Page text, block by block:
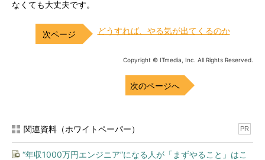
なくても大丈夫です。
どうすれば、やる気が出てくるのか
Copyright © ITmedia, Inc. All Rights Reserved.
次のページへ
関連資料（ホワイトペーパー） PR
“年収1000万円エンジニア”になる人が「まずやること」はこ